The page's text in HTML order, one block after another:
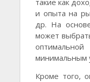
такие как
и опыта на
др. На
может
минимальным
Кроме того,